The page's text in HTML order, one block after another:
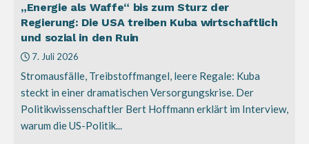
„Energie als Waffe“ bis zum Sturz der
Regierung: Die USA treiben Kuba wirtschaftlich
und sozial in den Ruin
7. Juli 2026
Stromausfälle, Treibstoffmangel, leere Regale: Kuba
steckt in einer dramatischen Versorgungskrise. Der
Politikwissenschaftler Bert Hoffmann erklärt im Interview,
warum die US-Politik...